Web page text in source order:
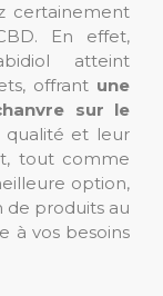
certainement
En effet,
atteint
offrant une
sur le
qualité et leur
tout comme
option,
de produits au
à vos besoins